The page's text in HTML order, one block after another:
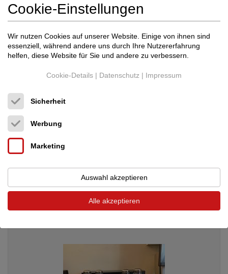
Ortofon
Tonarm
Cookie-Einstellungen
Wir nutzen Cookies auf unserer Website. Einige von ihnen sind
essenziell, während andere uns durch Ihre Nutzererfahrung
helfen, diese Website für Sie und andere zu verbessern.
Cookie-Details | Datenschutz | Impressum
Sicherheit
Werbung
Marketing
Auswahl akzeptieren
Alle akzeptieren